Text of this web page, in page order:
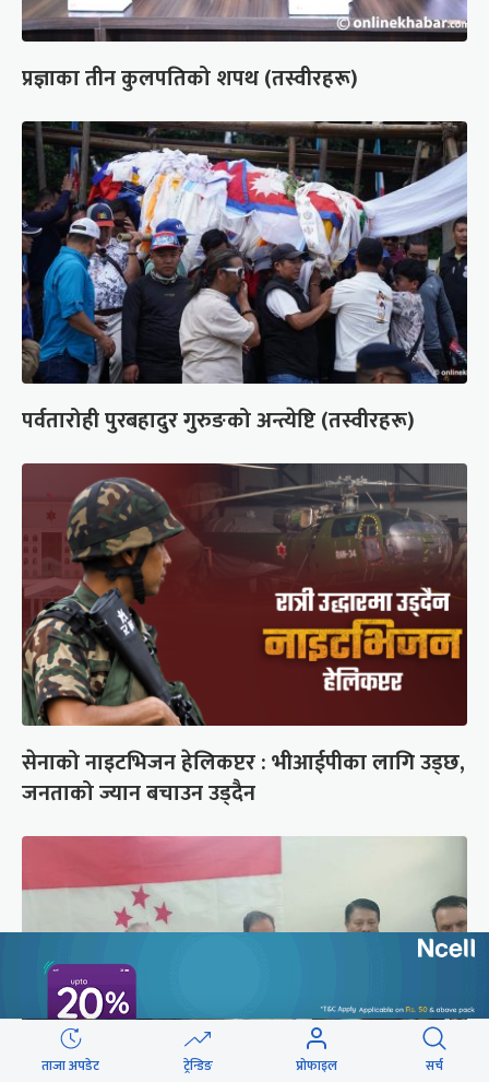
प्रज्ञाका तीन कुलपतिको शपथ (तस्वीरहरू)
पर्वतारोही पुरबहादुर गुरुङको अन्त्येष्टि (तस्वीरहरू)
सेनाको नाइटभिजन हेलिकप्टर : भीआईपीका लागि उड्छ,
जनताको ज्यान बचाउन उड्दैन
ताजा अपडेट ट्रेन्डिङ प्रोफाइल सर्च